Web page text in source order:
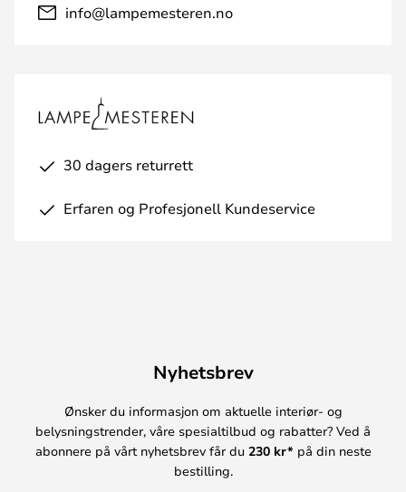
info@lampemesteren.no
30 dagers returrett
Erfaren og Profesjonell Kundeservice
Nyhetsbrev
Ønsker du informasjon om aktuelle interiør- og
belysningstrender, våre spesialtilbud og rabatter? Ved å
abonnere på vårt nyhetsbrev får du 230 kr* på din neste
bestilling.